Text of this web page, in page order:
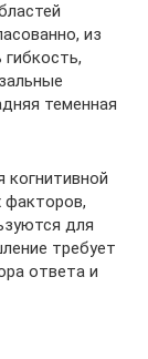
из
теменная
когнитивной
факторов,
для
требует
ответа и